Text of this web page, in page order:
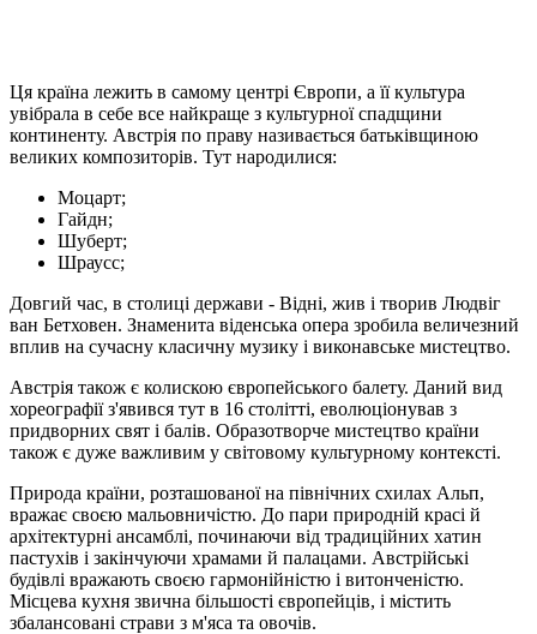
Ця країна лежить в самому центрі Європи, а її культура
увібрала в себе все найкраще з культурної спадщини
континенту. Австрія по праву називається батьківщиною
великих композиторів. Тут народилися:
Моцарт;
Гайдн;
Шуберт;
Шраусс;
Довгий час, в столиці держави - Відні, жив і творив Людвіг
ван Бетховен. Знаменита віденська опера зробила величезний
вплив на сучасну класичну музику і виконавське мистецтво.
Австрія також є колискою європейського балету. Даний вид
хореографії з'явився тут в 16 столітті, еволюціонував з
придворних свят і балів. Образотворче мистецтво країни
також є дуже важливим у світовому культурному контексті.
Природа країни, розташованої на північних схилах Альп,
вражає своєю мальовничістю. До пари природній красі й
архітектурні ансамблі, починаючи від традиційних хатин
пастухів і закінчуючи храмами й палацами. Австрійські
будівлі вражають своєю гармонійністю і витонченістю.
Місцева кухня звична більшості європейців, і містить
збалансовані страви з м'яса та овочів.